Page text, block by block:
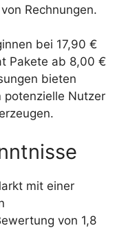
Rechnungen.
bei 17,90 €
Pakete ab 8,00 €
bieten
potenzielle Nutzer
mit einer
von 1,8